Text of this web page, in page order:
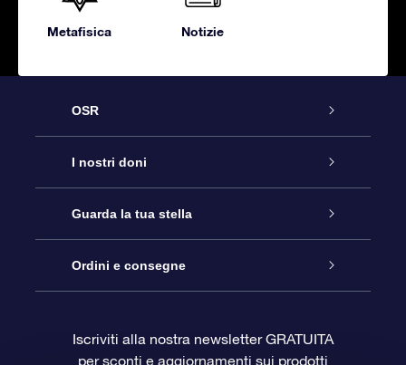
Metafisica Notizie
OSR
Assistenza
Contattaci
Blog
I nostri doni
Online Star Gift
Pacchetto regalo OSR
Guarda la tua stella
Registro stellare
Ordini e consegne
Iscriviti alla nostra newsletter GRATUITA
per sconti e aggiornamenti sui prodotti